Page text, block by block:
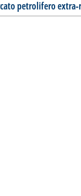
petrolifero